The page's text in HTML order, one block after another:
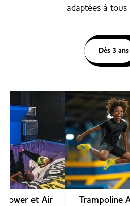
adaptées à tous
Dès 3 ans
Tower et Air
Trampoline